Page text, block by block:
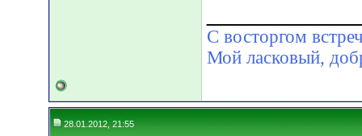
С восторгом
Мой ласковый,
28.01.2012, 21:55